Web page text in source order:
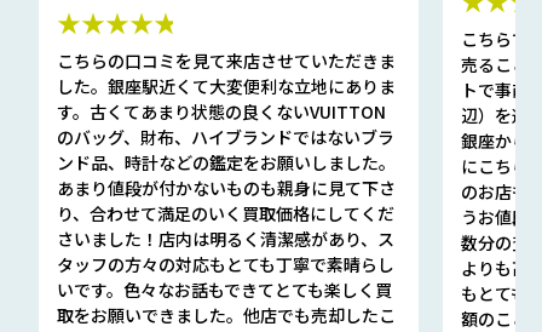
★★★★★
こちらの口コミを見て来店させていただきま
した。銀座駅近くて大変便利な立地にありま
す。古くてあまり状態の良くないVUITTON
のバッグ、財布、ハイブランドではないブラ
ンド品、時計などの鑑定をお願いしました。
あまり値段が付かないものも親身に見て下さ
り、合わせて満足のいく買取価格にしてくだ
さいました！店内は明るく清潔感があり、ス
タッフの方々の対応もとても丁寧で素晴らし
いです。色々なお話もできてとても楽しく買
取をお願いできました。他店でも売却したこ
こちらで
売ること
トで事前
辺）を選
銀座から
にこちら
のお店も
うお値段
数分の査
よりも高
もとても
額のこと